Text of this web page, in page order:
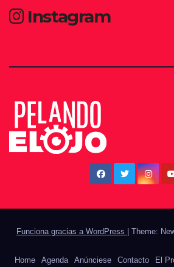
Instagram
Funciona gracias a WordPress Theme:
Home Agenda Anúnciese Contacto El